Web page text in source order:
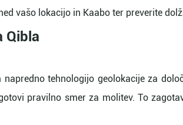
vašo lokacijo in Kaabo ter preverite
Qibla
tehnologijo geolokacije za
pravilno smer za molitev. To